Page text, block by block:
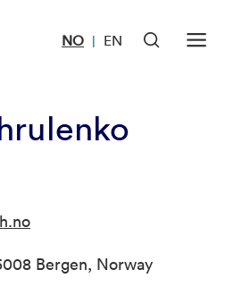
NO | EN
Bergen, Norway